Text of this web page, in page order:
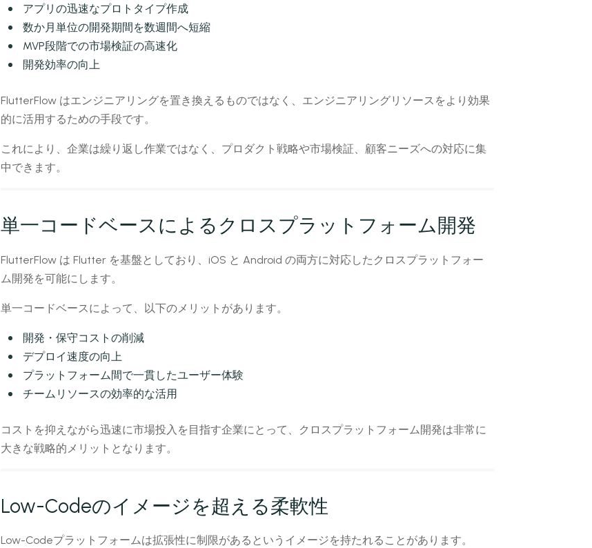
アプリの迅速なプロトタイプ作成
数か月単位の開発期間を数週間へ短縮
MVP段階での市場検証の高速化
開発効率の向上
FlutterFlow はエンジニアリングを置き換えるものではなく、エンジニアリングリソースをより効果
的に活用するための手段です。
これにより、企業は繰り返し作業ではなく、プロダクト戦略や市場検証、顧客ニーズへの対応に集
中できます。
単一コードベースによるクロスプラットフォーム開発
FlutterFlow は Flutter を基盤としており、iOS と Android の両方に対応したクロスプラットフォー
ム開発を可能にします。
単一コードベースによって、以下のメリットがあります。
開発・保守コストの削減
デプロイ速度の向上
プラットフォーム間で一貫したユーザー体験
チームリソースの効率的な活用
コストを抑えながら迅速に市場投入を目指す企業にとって、クロスプラットフォーム開発は非常に
大きな戦略的メリットとなります。
Low-Codeのイメージを超える柔軟性
Low-Codeプラットフォームは拡張性に制限があるというイメージを持たれることがあります。